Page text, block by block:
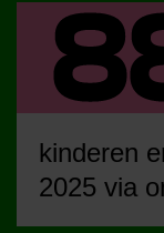
kinderen
2025 via